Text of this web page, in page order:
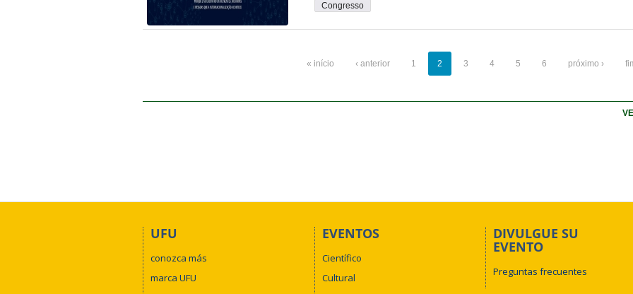
Congresso
« início ‹ anterior 1 2 3 4 5 6 próximo ›
UFU
conozca más
marca UFU
EVENTOS
Científico
Cultural
DIVULGUE SU
EVENTO
Preguntas frecuentes